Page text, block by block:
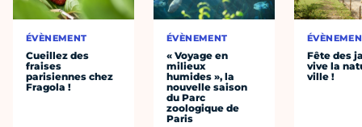
ÉVÈNEMENT
Cueillez des
fraises
parisiennes chez
Fragola !
ÉVÈNEMENT
« Voyage en
milieux
humides », la
nouvelle saison
du Parc
zoologique de
Paris
Fête des
vive la
ville !